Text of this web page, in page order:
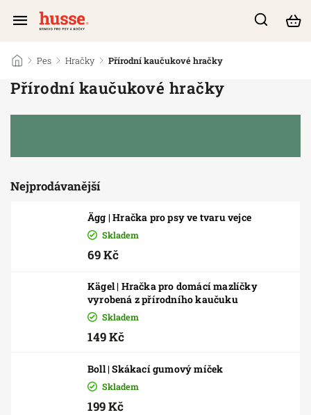
/ Pes / Hračky / Přírodní kaučukové hračky
Přírodní kaučukové hračky
Nejprodávanější
Ägg | Hračka pro psy ve tvaru vejce
Skladem
69 Kč
Kägel | Hračka pro domácí mazlíčky
vyrobená z přírodního kaučuku
Skladem
149 Kč
Boll | Skákací gumový míček
Skladem
199 Kč